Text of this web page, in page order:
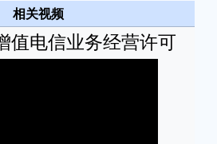
相关视频
值电信业务经营许可